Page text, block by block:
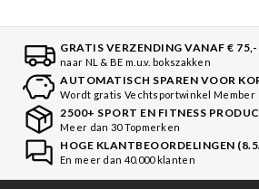
GRATIS VERZENDING VANAF € 75,-
naar NL & BE m.u.v. bokszakken
AUTOMATISCH SPAREN VOOR
Wordt gratis Vechtsportwinkel Member
2500+ SPORT EN FITNESS
Meer dan 30 Topmerken
HOGE KLANTBEOORDELINGEN
En meer dan 40.000 klanten